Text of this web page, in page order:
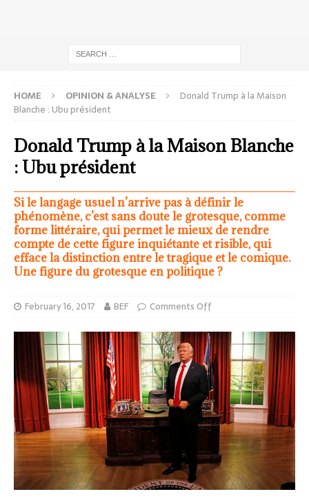
HOME OPINION & ANALYSE
Donald Trump à la Maison
Blanche : Ubu président
Donald Trump à la Maison Blanche
: Ubu président
Si le langage usuel n’arrive pas à définir le
phénomène, c’est sans doute le grotesque, comme
forme littéraire, qui permet le mieux de rendre
compte de cette figure inquiétante et risible, qui
efface la distinction entre le tragique et le comique.
Une figure du grotesque en politique ?
February 16, 2017 BEF Comments Off